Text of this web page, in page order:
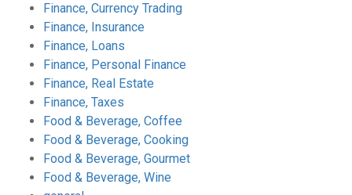
Finance, Currency Trading
Finance, Insurance
Finance, Loans
Finance, Personal Finance
Finance, Real Estate
Finance, Taxes
Food & Beverage, Coffee
Food & Beverage, Cooking
Food & Beverage, Gourmet
Food & Beverage, Wine